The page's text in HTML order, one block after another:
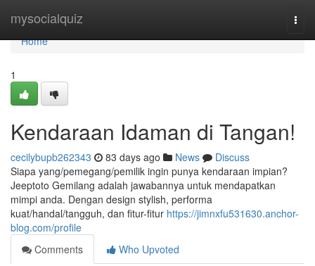
mysocialquiz
Home
Home
1
Kendaraan Idaman di Tangan!
cecilybupb262343 83 days ago News
Discuss
Siapa yang/pemegang/pemilik ingin punya kendaraan impian?
Jeeptoto Gemilang adalah jawabannya untuk mendapatkan
mimpi anda. Dengan design stylish, performa
kuat/handal/tangguh, dan fitur-fitur https://jimnxfu531630.anchor-
blog.com/profile
Comments
Who Upvoted